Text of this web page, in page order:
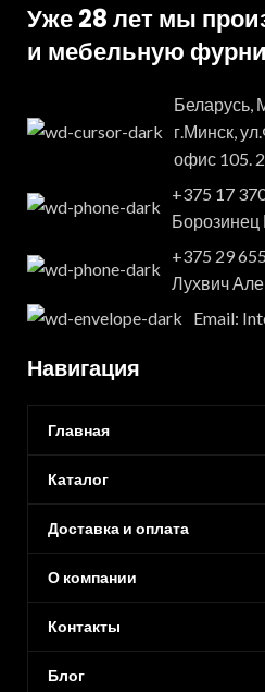
Уже 28 лет мы
и мебельную
Беларусь,
г.Минск,
офис 105.
+375 17
Борозинец
+375 29
Лухвич
Email:
Навигация
Главная
Каталог
Доставка и оплата
О компании
Контакты
Блог